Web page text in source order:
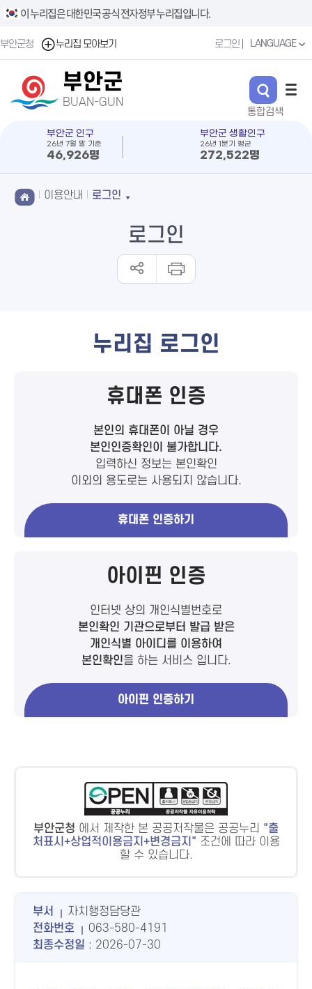
이 누리집은 대한민국 공식 전자정부 누리집입니다.
부안군청 누리집 모아보기 로그인 LANGUAGE
부안군
BUAN-GUN
부안군 인구
26년 7월 말 기준
46,926명
부안군 생활인구
26년 1분기 평균
272,522명
이용안내 로그인
로그인
누리집 로그인
휴대폰 인증
본인의 휴대폰이 아닐 경우
본인인증확인이 불가합니다.
입력하신 정보는 본인확인
이외의 용도로는 사용되지 않습니다.
휴대폰 인증하기
아이핀 인증
인터넷 상의 개인식별번호로
본인확인 기관으로부터 발급 받은
개인식별 아이디를 이용하여
본인확인을 하는 서비스 입니다.
아이핀 인증하기
부안군청 에서 제작한 본 공공저작물은 공공누리
출
처표시+상업적이용금지+변경금지
조건에 따라 이용
할 수 있습니다.
부서
자치행정담당관
전화번호
063-580-4191
최종수정일 : 2026-07-30